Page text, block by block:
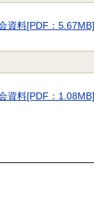
資料[PDF：5.67MB]
資料[PDF：1.08MB]